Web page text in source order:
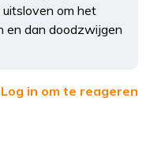
om het
en dan doodzwijgen
Log in om te reageren